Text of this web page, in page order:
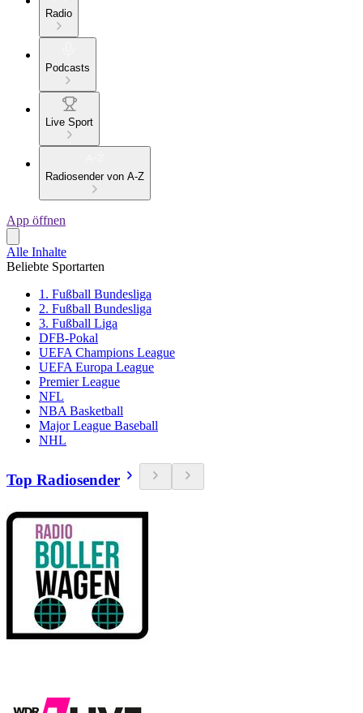
Radio
Podcasts
Live Sport
Radiosender von A-Z
App öffnen
Alle Inhalte
Beliebte Sportarten
1. Fußball Bundesliga
2. Fußball Bundesliga
3. Fußball Liga
DFB-Pokal
UEFA Champions League
UEFA Europa League
Premier League
NFL
NBA Basketball
Major League Baseball
NHL
Top Radiosender